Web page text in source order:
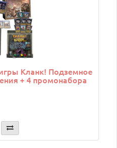
Кланк! Подземное
+ 4 промонабора